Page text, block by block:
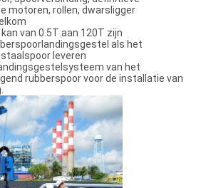
motoren, rollen, dwarsligger
van 0.5T aan 120T zijn
als het
leveren
van het
rubberspoor voor de installatie van